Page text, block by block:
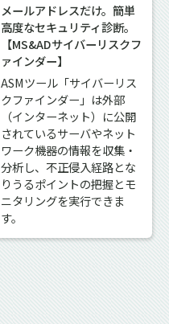
メールアドレスだけ。簡単
高度なセキュリティ診断。
【MS&ADサイバーリスクフ
ァインダー】
ASMツール「サイバーリス
クファインダー」は外部
（インターネット）に公開
されているサーバやネット
ワーク機器の情報を収集・
分析し、不正侵入経路とな
りうるポイントの把握とモ
ニタリングを実行できま
す。